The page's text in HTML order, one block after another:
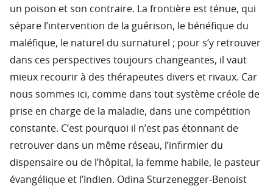
un poison et son contraire. La frontière est ténue, qui
sépare l’intervention de la guérison, le bénéfique du
maléfique, le naturel du surnaturel ; pour s’y retrouver
dans ces perspectives toujours changeantes, il vaut
mieux recourir à des thérapeutes divers et rivaux. Car
nous sommes ici, comme dans tout système créole de
prise en charge de la maladie, dans une compétition
constante. C’est pourquoi il n’est pas étonnant de
retrouver dans un même réseau, l’infirmier du
dispensaire ou de l’hôpital, la femme habile, le pasteur
évangélique et l’Indien. Odina Sturzenegger-Benoist